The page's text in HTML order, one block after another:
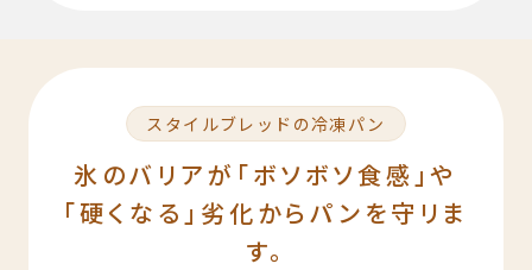
スタイルブレッドの冷凍パン
氷のバリアが「ボソボソ食感」や
「硬くなる」劣化からパンを守リま
す。